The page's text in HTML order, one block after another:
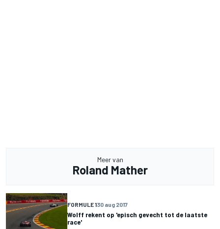
Meer van
Roland Mather
FORMULE 130 aug 2017
Wolff rekent op 'episch gevecht tot de laatste
race'